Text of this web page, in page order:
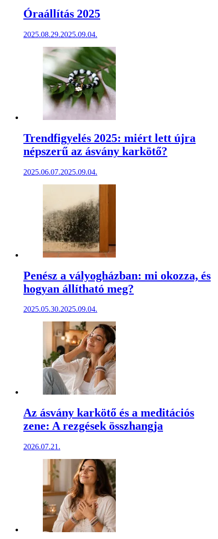
Óraállítás 2025
2025.08.29.2025.09.04.
Trendfigyelés 2025: miért lett újra
népszerű az ásvány karkötő?
2025.06.07.2025.09.04.
Penész a vályogházban: mi okozza, és
hogyan állítható meg?
2025.05.30.2025.09.04.
Az ásvány karkötő és a meditációs
zene: A rezgések összhangja
2026.07.21.